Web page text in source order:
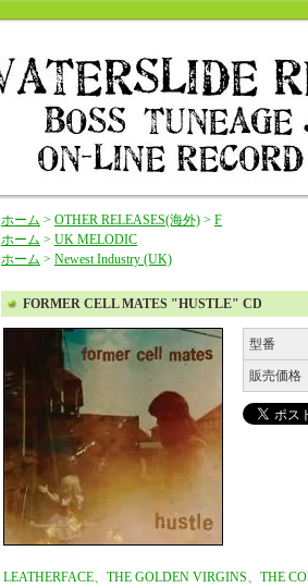
ホーム > OTHER RELEASES(海外) > F
ホーム > UK MELODIC
ホーム > Newest Industry (UK)
FORMER CELL MATES "HUSTLE" CD
型番
販売価格
LEATHERFACE、THE GOLDEN VIRGINS、THE